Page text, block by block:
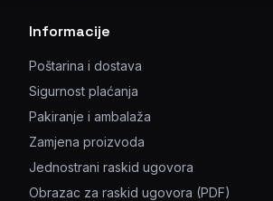
Informacije
Poštarina i dostava
Sigurnost plaćanja
Pakiranje i ambalaža
Zamjena proizvoda
Jednostrani raskid ugovora
Obrazac za raskid ugovora (PDF)